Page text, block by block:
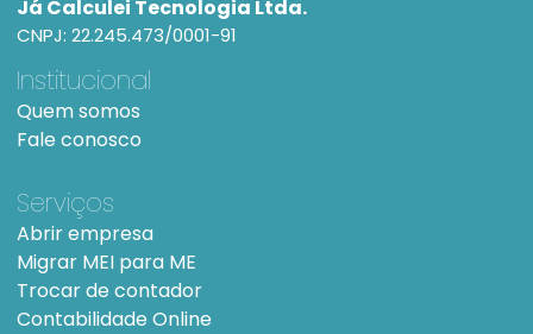
Já Calculei Tecnologia Ltda.
CNPJ: 22.245.473/0001-91
Institucional
Quem somos
Fale conosco
Serviços
Abrir empresa
Migrar MEI para ME
Trocar de contador
Contabilidade Online